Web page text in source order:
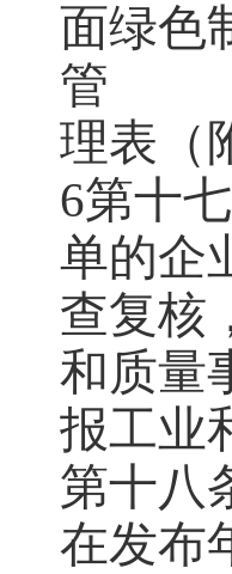
面绿色
管
理表（
6第十
单的企
查复核
和质量
报工业
第十八
在发布